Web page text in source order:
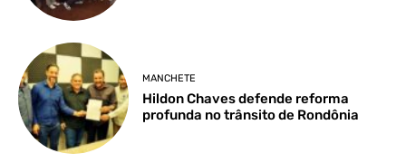
MANCHETE
Hildon Chaves defende reforma
profunda no trânsito de Rondônia